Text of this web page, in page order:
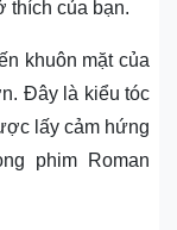
thích của bạn.
khuôn mặt của
Đây là kiểu tóc
lấy cảm hứng
phim Roman